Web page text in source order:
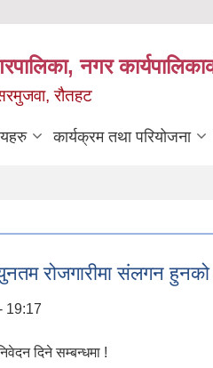
नगर
रौतहट
कार्यक्रम तथा परियोजना
रोजगारीमा संलगन हुनको
19:17
दिने सम्बन्धमा !